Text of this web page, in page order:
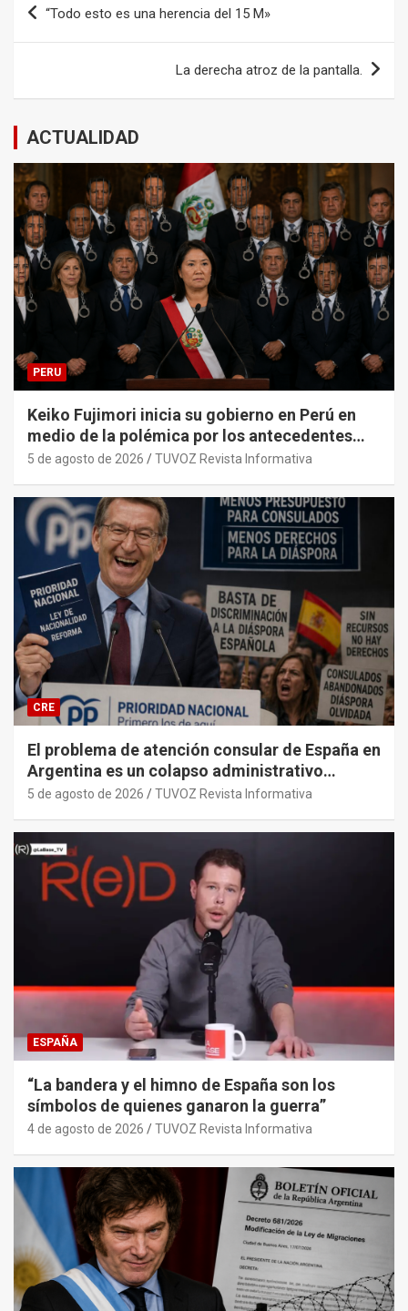
de
“Todo esto es una herencia del 15 M»
La derecha atroz de la pantalla.
ACTUALIDAD
PERU
Keiko Fujimori inicia su gobierno en Perú en
medio de la polémica por los antecedentes
penales de su primer gabinete ministerial.
5 de agosto de 2026 TUVOZ Revista Informativa
CRE
El problema de atención consular de España en
Argentina es un colapso administrativo
histórico y sistémico provocado por el PP y
5 de agosto de 2026 TUVOZ Revista Informativa
ESPAÑA
“La bandera y el himno de España son los
símbolos de quienes ganaron la guerra”
4 de agosto de 2026 TUVOZ Revista Informativa